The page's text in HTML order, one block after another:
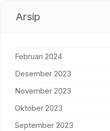
Arsip
Februari 2024
Desember 2023
November 2023
Oktober 2023
September 2023